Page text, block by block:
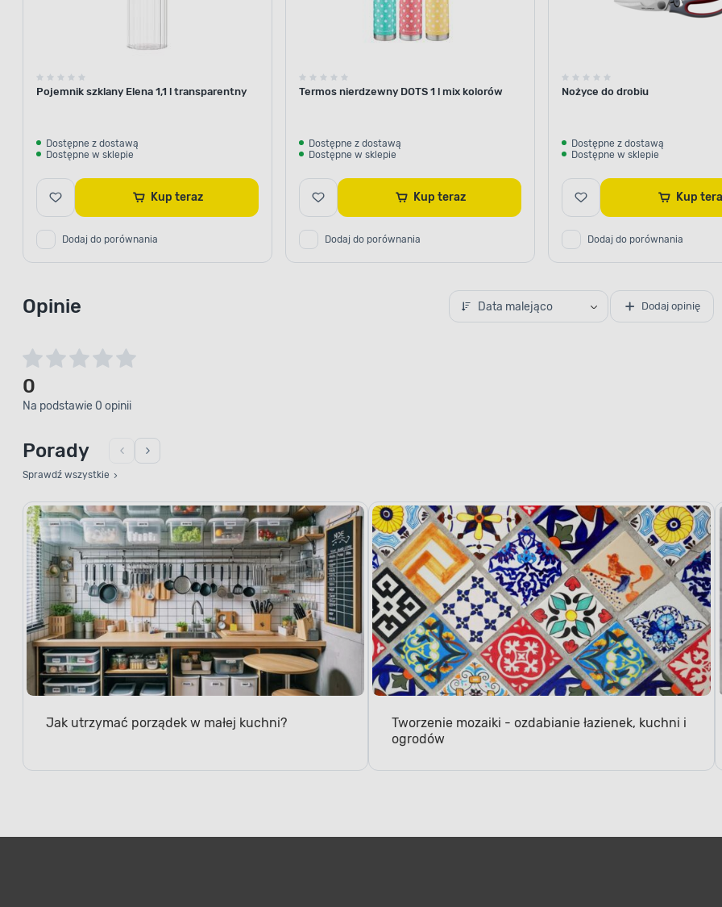
Pojemnik szklany Elena 1,1 l transparentny
Dostępne z dostawą
Dostępne w sklepie
Kup teraz
Dodaj do porównania
Termos nierdzewny DOTS 1 l mix kolorów
Dostępne z dostawą
Dostępne w sklepie
Kup teraz
Dodaj do porównania
Nożyce do drobiu
Dostępne z dostawą
Dostępne w sklepie
Kup
Dodaj do porównania
Opinie Data malejąco Dodaj opinię
0
Na podstawie 0 opinii
Porady
Sprawdź wszystkie
Jak utrzymać porządek w małej kuchni?
Tworzenie mozaiki - ozdabianie łazienek, kuchni i
ogrodów